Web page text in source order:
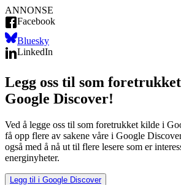
ANNONSE
Facebook
Bluesky
LinkedIn
Legg oss til som
Google Discover!
Ved å legge oss til som foretrukket kilde i
få opp flere av sakene våre i Google
også med å nå ut til flere lesere som er
energinyheter.
Legg til i Google Discover